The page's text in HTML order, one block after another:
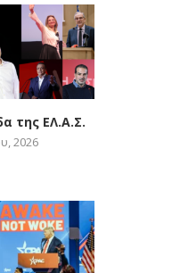
της ΕΛ.Α.Σ.
2026